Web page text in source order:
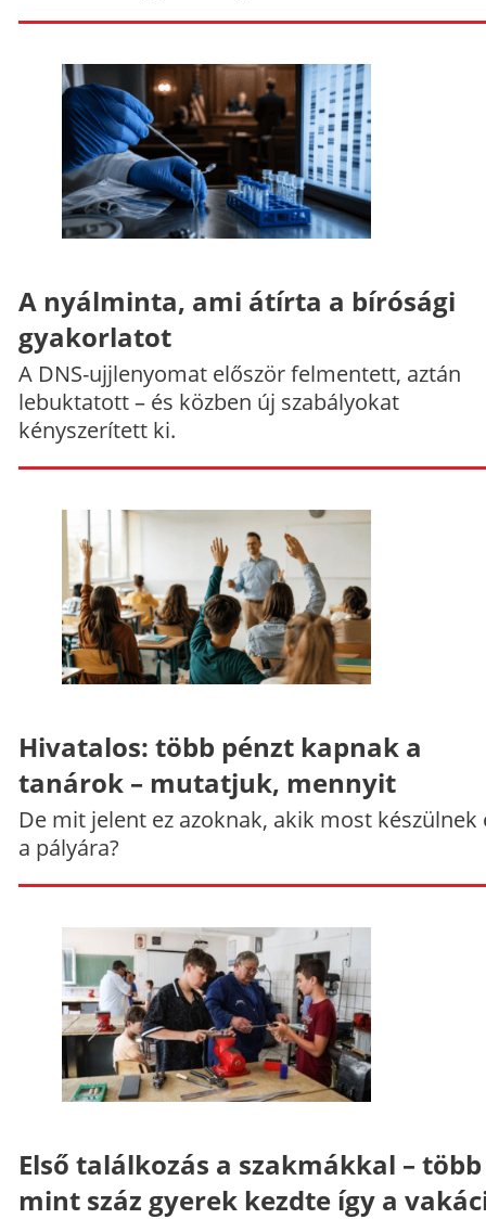
A nyálminta, ami átírta a bírósági
gyakorlatot
A DNS-ujjlenyomat először felmentett, aztán
lebuktatott – és közben új szabályokat
kényszerített ki.
Hivatalos: több pénzt kapnak a
tanárok – mutatjuk, mennyit
De mit jelent ez azoknak, akik most készülnek
a pályára?
Első találkozás a szakmákkal – több
mint száz gyerek kezdte így a